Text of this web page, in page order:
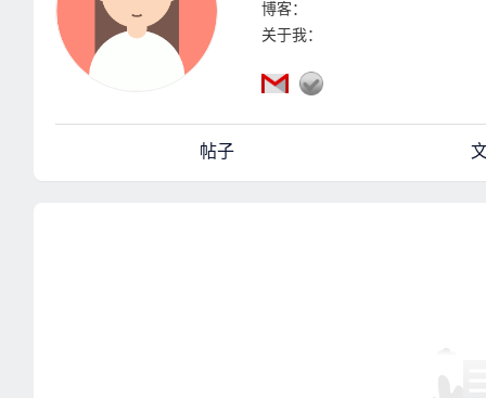
博客：
关于我：
帖子